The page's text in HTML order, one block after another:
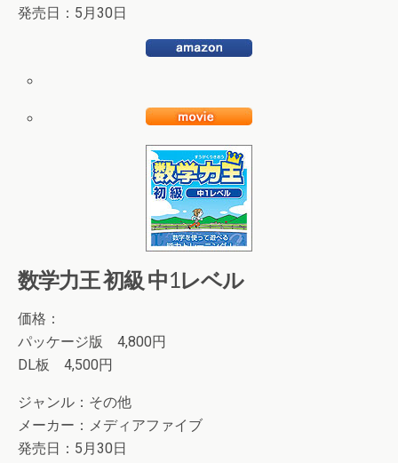
発売日：5月30日
数学力王 初級 中1レベル
価格：
パッケージ版 4,800円
DL板 4,500円
ジャンル：その他
メーカー：メディアファイブ
発売日：5月30日